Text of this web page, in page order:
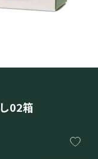
02箱